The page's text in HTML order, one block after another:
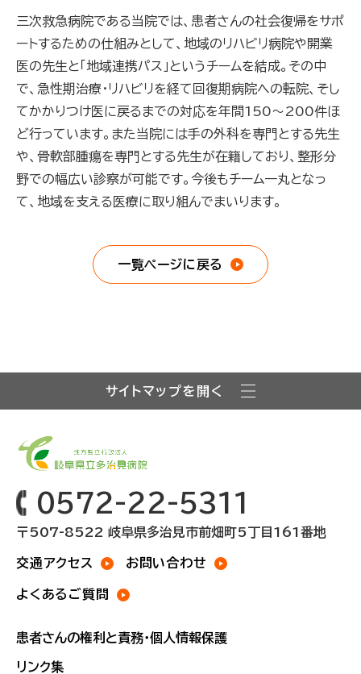
三次救急病院である当院では、患者さんの社会復帰をサポ
ートするための仕組みとして、地域のリハビリ病院や開業
医の先生と「地域連携パス」というチームを結成。その中
で、急性期治療・リハビリを経て回復期病院への転院、そし
てかかりつけ医に戻るまでの対応を年間150～200件ほ
ど行っています。また当院には手の外科を専門とする先生
や、骨軟部腫瘍を専門とする先生が在籍しており、整形分
野での幅広い診察が可能です。今後もチーム一丸となっ
て、地域を支える医療に取り組んでまいります。
一覧ページに戻る
サイトマップを開く
0572-22-5311
〒507-8522 岐阜県多治見市前畑町5丁目161番地
交通アクセス お問い合わせ
よくあるご質問
患者さんの権利と責務・個人情報保護
リンク集